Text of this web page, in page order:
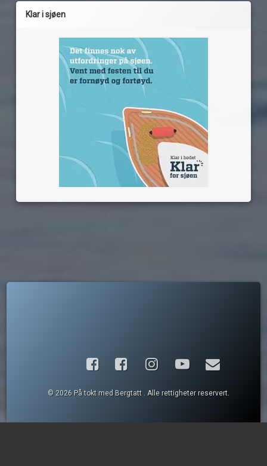
Klar i sjøen
FacebookInstagram
YouTubeE-post
© 2026 På tokt med Bergtatt . Alle rettigheter reservert.